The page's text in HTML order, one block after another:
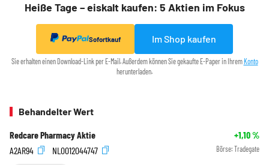
Heiße Tage – eiskalt kaufen: 5 Aktien im Fokus
Sofortkauf Im Shop kaufen
Sie erhalten einen Download-Link per E-Mail. Außerdem können Sie gekaufte E-Paper in Ihrem Konto
herunterladen.
Behandelter Wert
Redcare Pharmacy Aktie +1,10%
A2AR94
NL0012044747 Börse: Tradegate